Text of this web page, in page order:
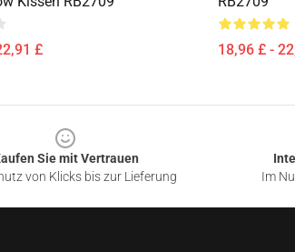
£ 18,96 £ -
Sie mit Vertrauen
von Klicks bis zur Lieferung
Im